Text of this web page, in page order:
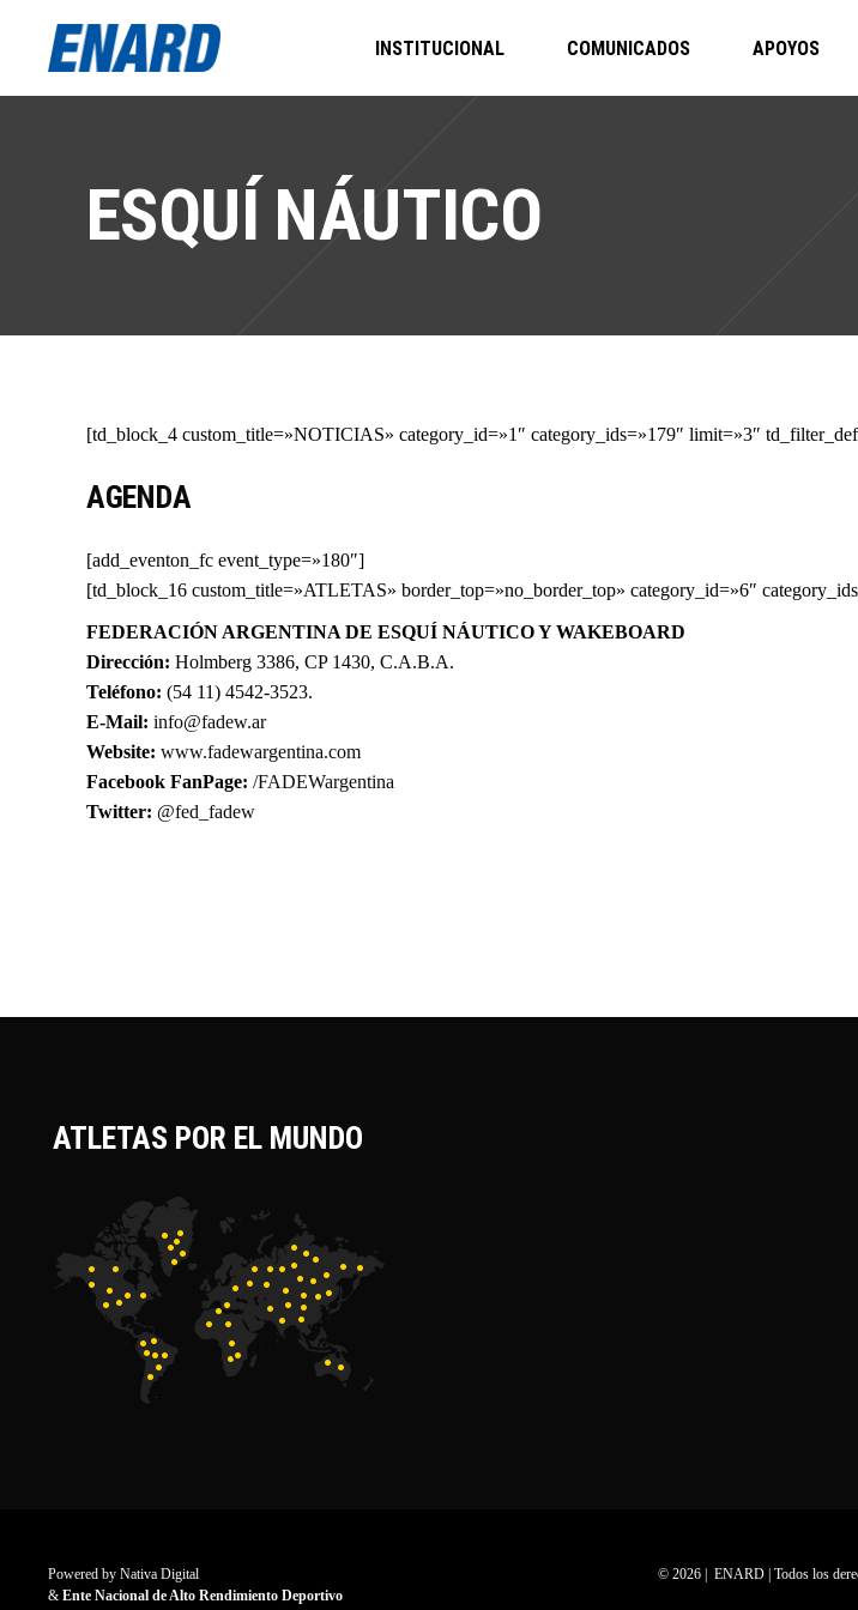
INSTITUCIONAL COMUNICADOS APOYOS
ESQUÍ NÁUTICO
[td_block_4 custom_title=»NOTICIAS» category_id=»1″ category_ids=»179″ limit=»3″
AGENDA
[add_eventon_fc event_type=»180″]
[td_block_16 custom_title=»ATLETAS» border_top=»no_border_top» category_id=»6″
FEDERACIÓN ARGENTINA DE ESQUÍ­ NÁUTICO Y WAKEBOARD
Dirección: Holmberg 3386, CP 1430, C.A.B.A.
Teléfono: (54 11) 4542-3523.
E-Mail: info@fadew.ar
Website: www.fadewargentina.com
Facebook FanPage: /FADEWargentina
Twitter: @fed_fadew
ATLETAS POR EL MUNDO
Powered by Nativa Digital
& Ente Nacional de Alto Rendimiento Deportivo
© 2026 | ENARD | Todos los